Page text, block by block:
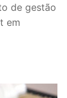
de gestão
em